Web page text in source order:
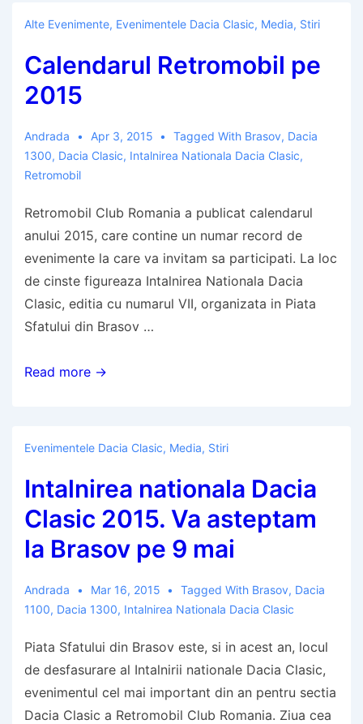
Alte Evenimente, Evenimentele Dacia Clasic, Media, Stiri
Calendarul Retromobil pe
2015
Andrada Apr 3, 2015 Tagged With Brasov, Dacia
1300, Dacia Clasic, Intalnirea Nationala Dacia Clasic,
Retromobil
Retromobil Club Romania a publicat calendarul
anului 2015, care contine un numar record de
evenimente la care va invitam sa participati. La loc
de cinste figureaza Intalnirea Nationala Dacia
Clasic, editia cu numarul VII, organizata in Piata
Sfatului din Brasov …
Calendarul
2015
Read more →
Evenimentele Dacia Clasic, Media, Stiri
Intalnirea nationala Dacia
Clasic 2015. Va asteptam
la Brasov pe 9 mai
Andrada Mar 16, 2015 Tagged With Brasov, Dacia
1100, Dacia 1300, Intalnirea Nationala Dacia Clasic
Piata Sfatului din Brasov este, si in acest an, locul
de desfasurare al Intalnirii nationale Dacia Clasic,
evenimentul cel mai important din an pentru sectia
Dacia Clasic a Retromobil Club Romania. Ziua cea